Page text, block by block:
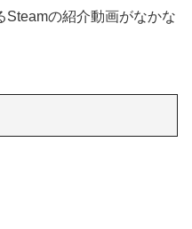
Steamの紹介動画がなかな